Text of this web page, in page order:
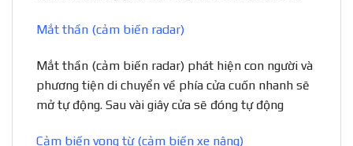
Mắt thần (cảm biến radar)
Mắt thần (cảm biến radar) phát hiện con người và
phương tiện di chuyển về phía cửa cuốn nhanh sẽ
mở tự động. Sau vài giây cửa sẽ đóng tự động
Cảm biến vong từ (cảm biến xe nâng)